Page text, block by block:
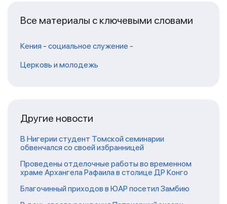
Все материалы с ключевыми словами
Кения - социальное служение -
Церковь и молодежь
Другие новости
В Нигерии студент Томской семинарии
обвенчался со своей избранницей
Проведены отделочные работы во временном
храме Архангела Рафаила в столице ДР Конго
Благочинный приходов в ЮАР посетил Замбию